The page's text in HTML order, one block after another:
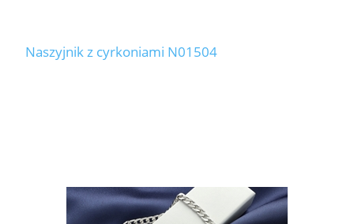
Naszyjnik z cyrkoniami N01504